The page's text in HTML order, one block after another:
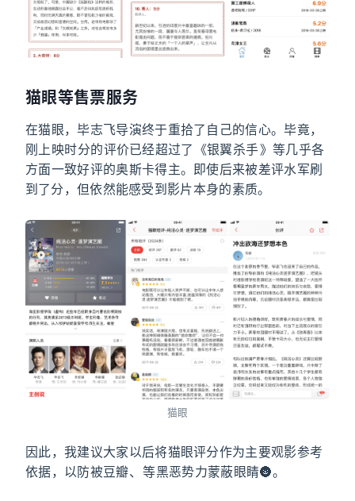
猫眼等售票服务
在猫眼，毕志飞导演终于重拾了自己的信心。毕竟，
刚上映时 7.4 分的评价已经超过了《银翼杀手2049》等几乎各
方面一致好评的奥斯卡得主。即使后来被差评水军刷
到了 7.1 分，但依然能感受到影片本身的素质。
猫眼
因此，我建议大家以后将猫眼评分作为主要观影参考
依据，以防被豆瓣、IMDb 等黑恶势力蒙蔽眼睛🌚。